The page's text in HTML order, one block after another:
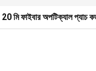
20 মি ফাইবার অপটিক্যাল প্যাচ